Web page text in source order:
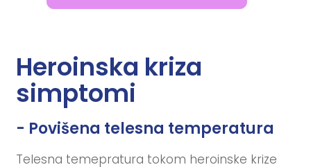
Heroinska kriza
simptomi
- Povišena telesna temperatura
Telesna temepratura tokom heroinske krize